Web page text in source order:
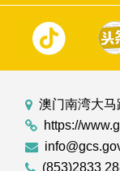
澳门南湾大
https://
(853)2833